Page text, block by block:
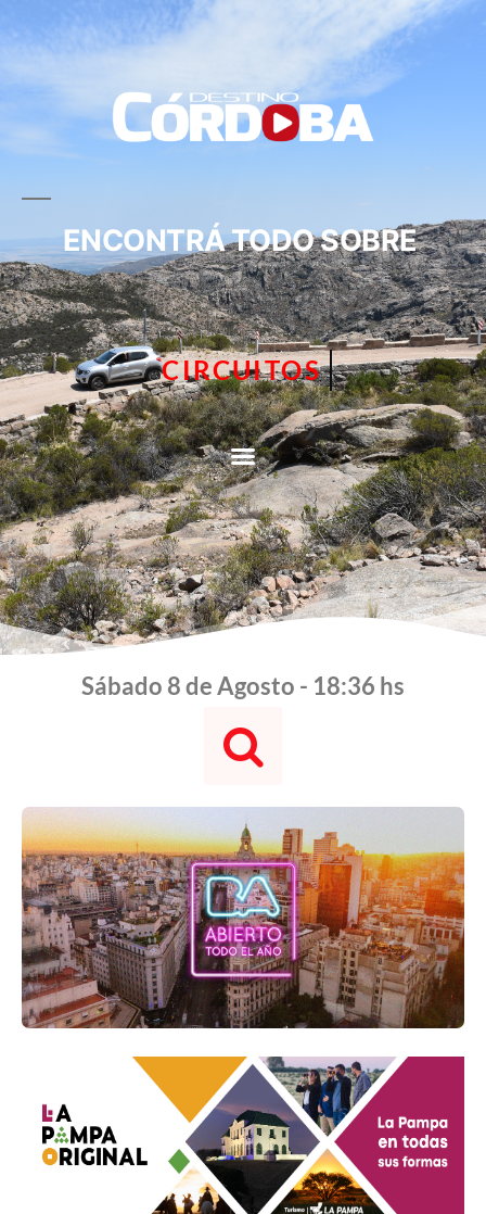
ENCONTRÁ TODO SOBRE
CIRCUITOS
Sábado 8 de Agosto - 18:36 hs